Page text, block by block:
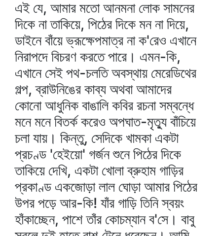
এই যে, আমার মতো আনমনা লোক সামনের
দিকে না তাকিয়ে, পিঠের দিকে মন না দিয়ে,
ডাইনে বাঁয়ে ভ্রূক্ষেপমাত্র না ক'রেও এখানে
নিরাপদে বিচরণ করতে পারে। এমন-কি,
এখানে সেই পথ-চলতি অবস্থায় মেরেডিথের
গল্প, ব্রাউনিঙের কাব্য অথবা আমাদের
কোনো আধুনিক বাঙালি কবির রচনা সম্বন্ধে
মনে মনে বিতর্ক করেও অপঘাত-মৃত্যু বাঁচিয়ে
চলা যায়। কিন্তু, সেদিকে খামকা একটা
প্রচণ্ড 'হেইয়ো' গর্জন শুনে পিঠের দিকে
তাকিয়ে দেখি, একটা খোলা ব্রুহাম গাড়ির
প্রকাণ্ড একজোড়া লাল ঘোড়া আমার পিঠের
উপর পড়ে আর-কি! যাঁর গাড়ি তিনি স্বয়ং
হাঁকাচ্ছেন, পাশে তাঁর কোচম্যান ব'সে। বাবু